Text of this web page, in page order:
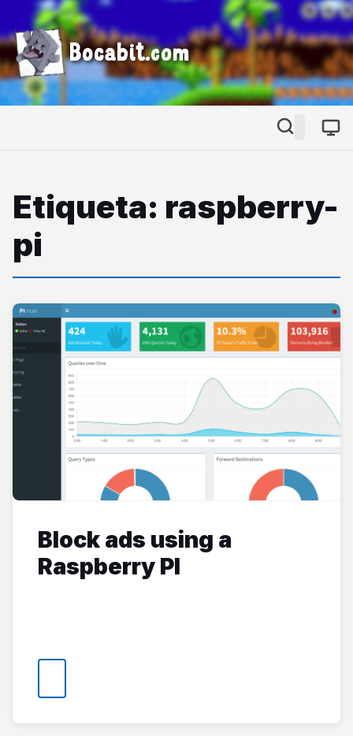
Bocabit.com
Etiqueta: raspberry-
pi
Block ads using a
Raspberry PI